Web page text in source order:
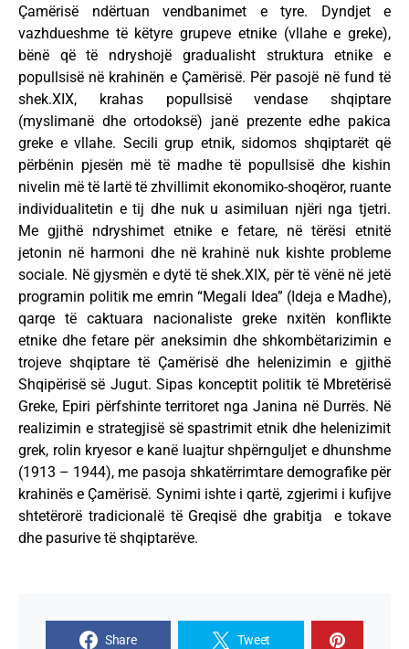
Çamërisë ndërtuan vendbanimet e tyre. Dyndjet e
vazhdueshme të këtyre grupeve etnike (vllahe e greke),
bënë që të ndryshojë gradualisht struktura etnike e
popullsisë në krahinën e Çamërisë. Për pasojë në fund të
shek.XIX, krahas popullsisë vendase shqiptare
(myslimanë dhe ortodoksë) janë prezente edhe pakica
greke e vllahe. Secili grup etnik, sidomos shqiptarët që
përbënin pjesën më të madhe të popullsisë dhe kishin
nivelin më të lartë të zhvillimit ekonomiko-shoqëror, ruante
individualitetin e tij dhe nuk u asimiluan njëri nga tjetri.
Me gjithë ndryshimet etnike e fetare, në tërësi etnitë
jetonin në harmoni dhe në krahinë nuk kishte probleme
sociale. Në gjysmën e dytë të shek.XIX, për të vënë në jetë
programin politik me emrin “Megali Idea” (Ideja e Madhe),
qarqe të caktuara nacionaliste greke nxitën konflikte
etnike dhe fetare për aneksimin dhe shkombëtarizimin e
trojeve shqiptare të Çamërisë dhe helenizimin e gjithë
Shqipërisë së Jugut. Sipas konceptit politik të Mbretërisë
Greke, Epiri përfshinte territoret nga Janina në Durrës. Në
realizimin e strategjisë së spastrimit etnik dhe helenizimit
grek, rolin kryesor e kanë luajtur shpërnguljet e dhunshme
(1913 – 1944), me pasoja shkatërrimtare demografike për
krahinës e Çamërisë. Synimi ishte i qartë, zgjerimi i kufijve
shtetërorë tradicionalë të Greqisë dhe grabitja e tokave
dhe pasurive të shqiptarëve.
Share Tweet